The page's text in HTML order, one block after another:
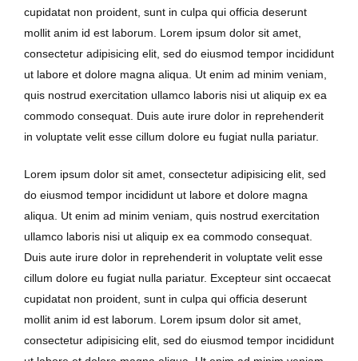
cupidatat non proident, sunt in culpa qui officia deserunt
mollit anim id est laborum. Lorem ipsum dolor sit amet,
consectetur adipisicing elit, sed do eiusmod tempor incididunt
ut labore et dolore magna aliqua. Ut enim ad minim veniam,
quis nostrud exercitation ullamco laboris nisi ut aliquip ex ea
commodo consequat. Duis aute irure dolor in reprehenderit
in voluptate velit esse cillum dolore eu fugiat nulla pariatur.
Lorem ipsum dolor sit amet, consectetur adipisicing elit, sed
do eiusmod tempor incididunt ut labore et dolore magna
aliqua. Ut enim ad minim veniam, quis nostrud exercitation
ullamco laboris nisi ut aliquip ex ea commodo consequat.
Duis aute irure dolor in reprehenderit in voluptate velit esse
cillum dolore eu fugiat nulla pariatur. Excepteur sint occaecat
cupidatat non proident, sunt in culpa qui officia deserunt
mollit anim id est laborum. Lorem ipsum dolor sit amet,
consectetur adipisicing elit, sed do eiusmod tempor incididunt